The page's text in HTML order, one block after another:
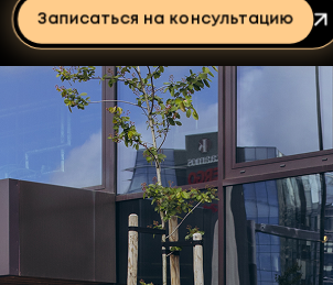
Записаться на консультацию